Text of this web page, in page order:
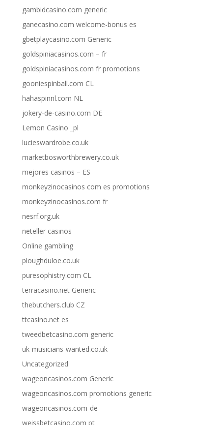
gambidcasino.com generic
ganecasino.com welcome-bonus es
gbetplaycasino.com Generic
goldspiniacasinos.com – fr
goldspiniacasinos.com fr promotions
gooniespinball.com CL
hahaspinnl.com NL
jokery-de-casino.com DE
Lemon Casino _pl
lucieswardrobe.co.uk
marketbosworthbrewery.co.uk
mejores casinos – ES
monkeyzinocasinos com es promotions
monkeyzinocasinos.com fr
nesrf.org.uk
neteller casinos
Online gambling
ploughduloe.co.uk
puresophistry.com CL
terracasino.net Generic
thebutchers.club CZ
ttcasino.net es
tweedbetcasino.com generic
uk-musicians-wanted.co.uk
Uncategorized
wageoncasinos.com Generic
wageoncasinos.com promotions generic
wageoncasinos.com-de
weissbetcasino.com pt